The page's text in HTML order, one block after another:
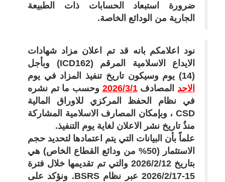
ضرورة استبعاد الحسابات ذات الطبيعة
الجارية من الودائع الخاصة.
نود اعلامكم بانه قد تم اعلان مزاد شهادات
الايداع الاسلامية المرقم (ICD162) وبأجل
(
14) يوم وسيكون تاريخ تنفيذ المزاد في يوم
الاحد المصادف1
/
3
/2026
وحسب ما تم نشره
في نظام الحفظ المركزي للاوراق المالية
CSD ، وبإمكان المصارف الاسلامية المشاركة
منذُ تاريخ نشر الاعلان لغاية يوم التنفيذ.
علماً بأن البيانات التي يتم اعتمادها لتحديد حجم
الاستثمار (50% من ودائع القطاع الخاص) هي
بتاريخ12
/
2/2026 والتي تم تقديمها خلال فترة
15
-
17
/
2/2026 عبر نظام BSRS. ونؤكد على